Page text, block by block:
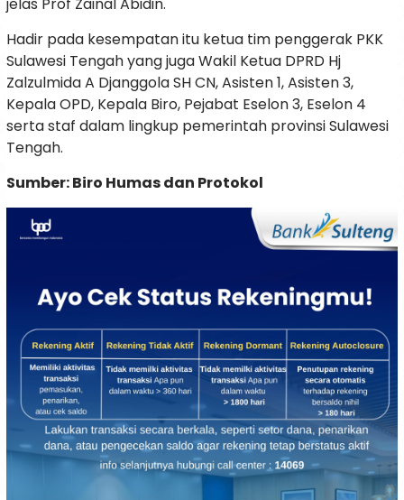
Hadir pada kesempatan itu ketua tim penggerak PKK
Sulawesi Tengah yang juga Wakil Ketua DPRD Hj
Zalzulmida A Djanggola SH CN, Asisten 1, Asisten 3,
Kepala OPD, Kepala Biro, Pejabat Eselon 3, Eselon 4
serta staf dalam lingkup pemerintah provinsi Sulawesi
Tengah.
Sumber: Biro Humas dan Protokol